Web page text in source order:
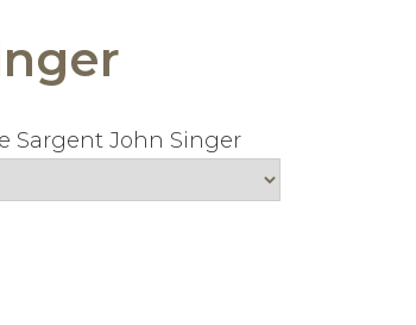
Sargent John Singer